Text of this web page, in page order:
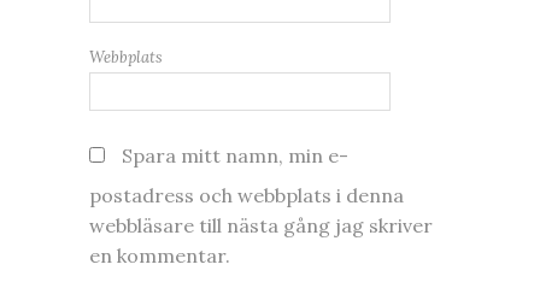
Webbplats
Spara mitt namn, min e-
postadress och webbplats i denna
webbläsare till nästa gång jag skriver
en kommentar.